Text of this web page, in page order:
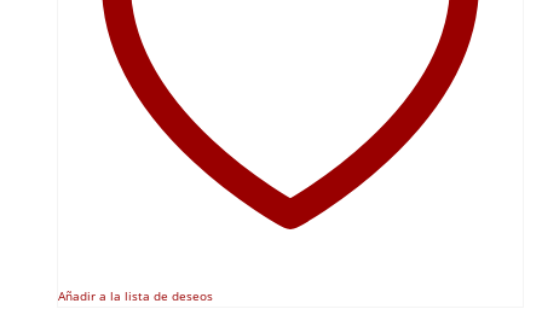
Añadir a la lista de deseos